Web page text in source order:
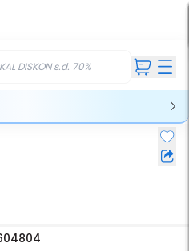
DISKON s.d. 70%